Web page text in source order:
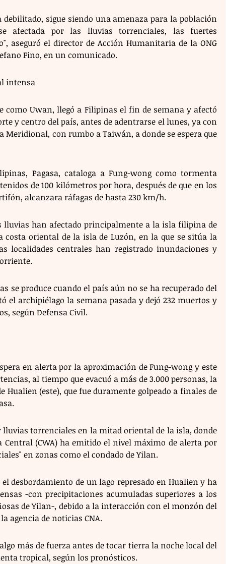
debilitado, sigue siendo una amenaza para la población
afectada por las lluvias torrenciales, las fuertes
aseguró el director de Acción Humanitaria de la ONG
Fino, en un comunicado.
intensa
como Uwan, llegó a Filipinas el fin de semana y afectó
y centro del país, antes de adentrarse el lunes, ya con
Meridional, con rumbo a Taiwán, a donde se espera que
Pagasa, cataloga a Fung-wong como tormenta
de 100 kilómetros por hora, después de que en los
alcanzara ráfagas de hasta 230 km/h.
lluvias han afectado principalmente a la isla filipina de
costa oriental de la isla de Luzón, en la que se sitúa la
localidades centrales han registrado inundaciones y
se produce cuando el país aún no se ha recuperado del
el archipiélago la semana pasada y dejó 232 muertos y
según Defensa Civil.
en alerta por la aproximación de Fung-wong y este
al tiempo que evacuó a más de 3.000 personas, la
Hualien (este), que fue duramente golpeado a finales de
lluvias torrenciales en la mitad oriental de la isla, donde
(CWA) ha emitido el nivel máximo de alerta por
en zonas como el condado de Yilan.
desbordamiento de un lago represado en Hualien y ha
-con precipitaciones acumuladas superiores a los
de Yilan-, debido a la interacción con el monzón del
agencia de noticias CNA.
más de fuerza antes de tocar tierra la noche local del
tropical, según los pronósticos.